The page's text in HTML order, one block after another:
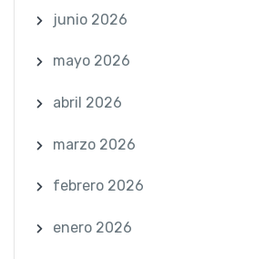
junio 2026
mayo 2026
abril 2026
marzo 2026
febrero 2026
enero 2026